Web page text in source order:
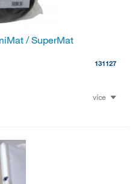
/ SuperMat
131127
více